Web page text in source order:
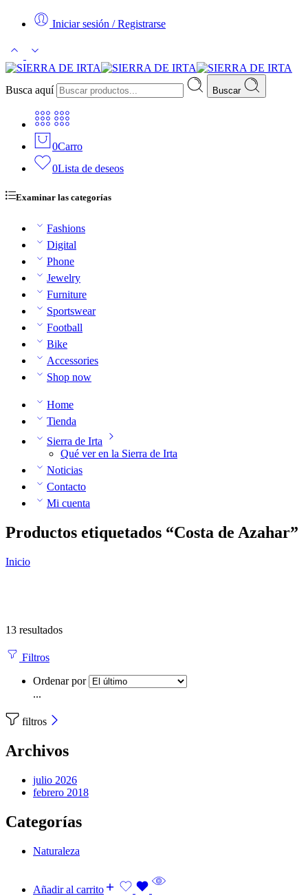
Iniciar sesión / Registrarse
Busca aquí Buscar
0Carro
0Lista de deseos
Examinar las categorías
Fashions
Digital
Phone
Jewelry
Furniture
Sportswear
Football
Bike
Accessories
Shop now
Home
Tienda
Sierra de Irta
Qué ver en la Sierra de Irta
Noticias
Contacto
Mi cuenta
Productos etiquetados “Costa de Azahar”
Inicio
13 resultados
Filtros
Ordenar por
...
filtros
Archivos
julio 2026
febrero 2018
Categorías
Naturaleza
Añadir al carrito